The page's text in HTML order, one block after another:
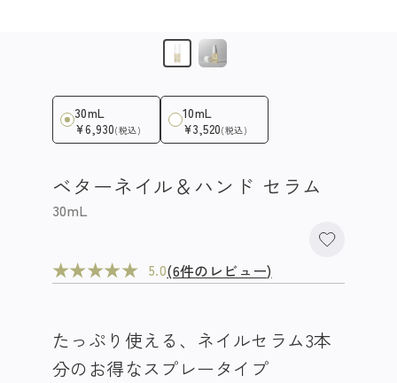
30mL
¥6,930(税込)
10mL
¥3,520(税込)
ベターネイル＆ハンド セラム
30mL
5.0
★★★★★ (6件のレビュー)
たっぷり使える、ネイルセラム3本
分のお得なスプレータイプ